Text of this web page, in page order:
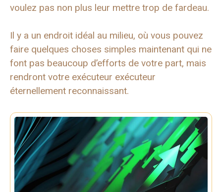
voulez pas non plus leur mettre trop de fardeau.
Il y a un endroit idéal au milieu, où vous pouvez
faire quelques choses simples maintenant qui ne
font pas beaucoup d’efforts de votre part, mais
rendront votre exécuteur exécuteur
éternellement reconnaissant.